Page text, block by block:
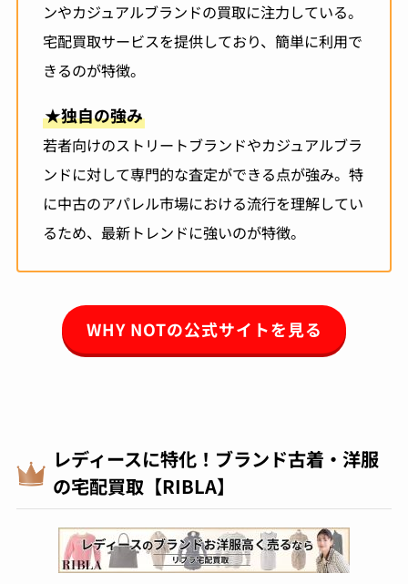
ンやカジュアルブランドの買取に注力している。
宅配買取サービスを提供しており、簡単に利用で
きるのが特徴。
★独自の強み
若者向けのストリートブランドやカジュアルブラ
ンドに対して専門的な査定ができる点が強み。特
に中古のアパレル市場における流行を理解してい
るため、最新トレンドに強いのが特徴。
WHY NOTの公式サイトを見る
レディースに特化！ブランド古着・洋服
の宅配買取【RIBLA】